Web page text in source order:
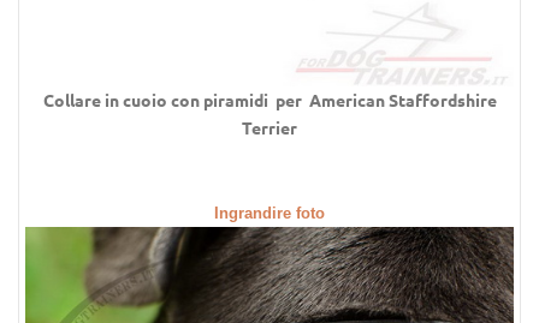
Collare in cuoio con piramidi per American Staffordshire
Terrier
Ingrandire foto